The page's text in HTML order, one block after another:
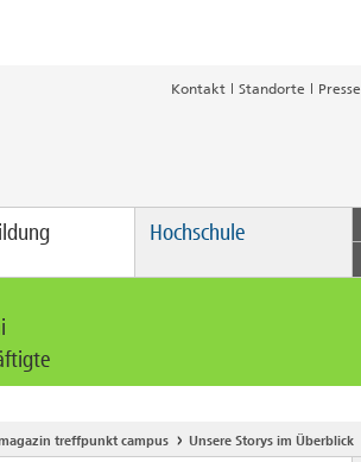
Kontakt Standorte Presse
Hochschule
treffpunkt campus Unsere Storys im Überblick